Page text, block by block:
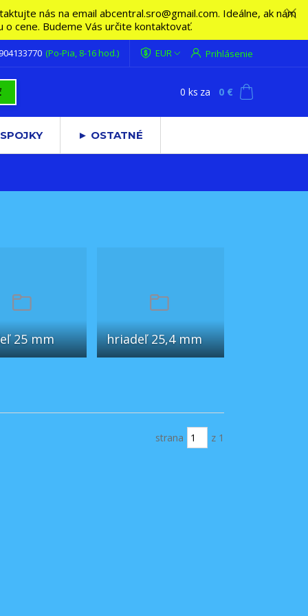
nás na email abcentral.sro@gmail.com. Ideálne, ak nám
cene. Budeme Vás určite kontaktovať.
EUR Prihlásenie
(Po-Pia, 8-16 hod.)
0 ks za 0 €
► OSTATNÉ
25 mm hriadeľ 25,4 mm
strana z 1